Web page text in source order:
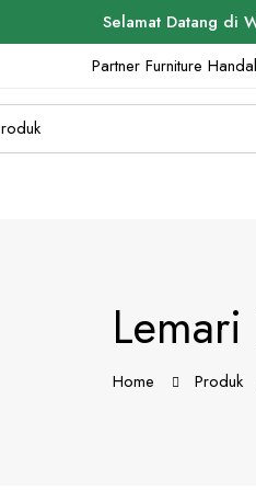
Selamat Datang di
Partner Furniture Handal
Home Produk